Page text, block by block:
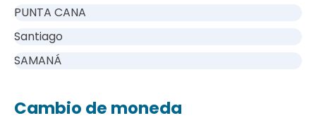
PUNTA CANA
Santiago
SAMANÁ
Cambio de moneda